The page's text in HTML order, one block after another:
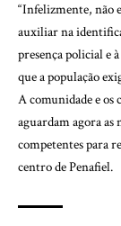
“Infelizmente, não
auxiliar na
presença policial e
que a população
A comunidade e os
aguardam agora as
competentes para
centro de Penafiel.